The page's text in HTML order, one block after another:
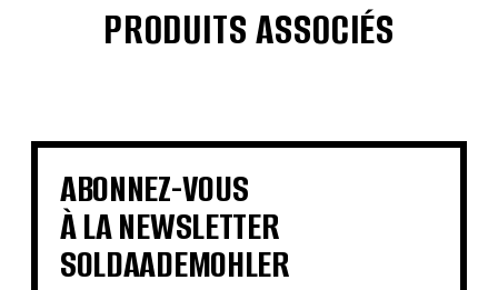
PRODUITS ASSOCIÉS
€ € €
€ € €
€ €
ABONNEZ-VOUS
À LA NEWSLETTER
SOLDAADEMOHLER